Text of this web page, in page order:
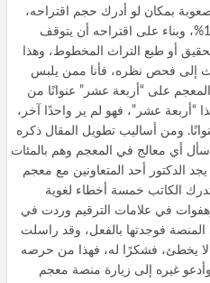
بمكان لو أدرك حجم اقتراحه،
فما حقق من التراث أقل من 10%، وبناء على اقتراحه أن يتوقف
أو طبع التراث المخطوط، وهذا
إلى فحص نظره، فأنا ممن يلبس
على “أربعة عشر” عنوانًا من
“أربعة عشر”، فهو لم ير واحدًا آخر،
في المنصة هو: (144) عنوانًا. ومن أساليب تطويل المقال ذكره
سأل أي معالج في المعجم وهم بالمئات
الدكتور أحد المتعاونين مع معجم
الكاتب خمسة أخطاء لغوية
في علامات الترقيم وردت في
فوجدتها بالفعل، وقد راسلت
لا يخطئ، فشكرًا له، فهذا من حرصه
غيره إلى زيارة منصة معجم